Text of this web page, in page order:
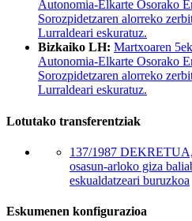
Autonomia-Elkarte Osorako
Sorozpidetzaren alorreko
Lurraldeari eskuratuz.
Bizkaiko LH: Martxoaren
Autonomia-Elkarte Osorako
Sorozpidetzaren alorreko
Lurraldeari eskuratuz.
Lotutako transferentziak
137/1987
osasun-arloko giza
eskualdatzeari buruzkoa
Eskumenen konfigurazioa